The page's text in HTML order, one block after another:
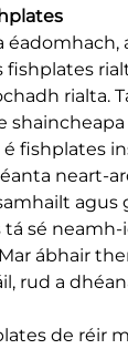
fishplates
rialta.
shaincheapa
fishplates
neart-
agus
tá sé
ábhair
rud a
de réir